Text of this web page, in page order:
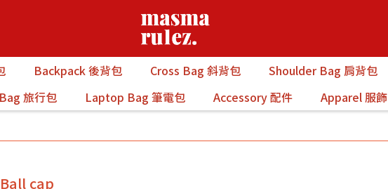
Backpack 後背包 Cross Bag 斜背包 Shoulder Bag 肩背包
旅行包
Laptop Bag 筆電包 Accessory 配件 Apparel 服飾
Ball cap